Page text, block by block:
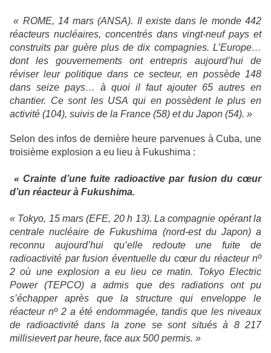
« ROME, 14 mars (ANSA). Il existe dans le monde 442
réacteurs nucléaires, concentrés dans vingt-neuf pays et
construits par guère plus de dix compagnies. L’Europe…
dont les gouvernements ont entrepris aujourd’hui de
réviser leur politique dans ce secteur, en possède 148
dans seize pays… à quoi il faut ajouter 65 autres en
chantier. Ce sont les USA qui en possèdent le plus en
activité (104), suivis de la France (58) et du Japon (54). »
Selon des infos de dernière heure parvenues à Cuba, une
troisième explosion a eu lieu à Fukushima :
« Crainte d’une fuite radioactive par fusion du cœur
d’un réacteur à Fukushima.
« Tokyo, 15 mars (EFE, 20 h 13). La compagnie opérant la
centrale nucléaire de Fukushima (nord-est du Japon) a
reconnu aujourd’hui qu’elle redoute une fuite de
radioactivité par fusion éventuelle du cœur du réacteur nº
2 où une explosion a eu lieu ce matin. Tokyo Electric
Power (TEPCO) a admis que des radiations ont pu
s’échapper après que la structure qui enveloppe le
réacteur nº 2 a été endommagée, tandis que les niveaux
de radioactivité dans la zone se sont situés à 8 217
millisievert par heure, face aux 500 permis. »